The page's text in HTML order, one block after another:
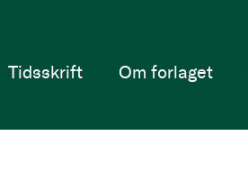
Tidsskrift Om forlaget